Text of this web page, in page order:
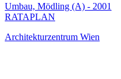
Umbau, Mödling (A) - 2001
RATAPLAN
Architekturzentrum Wien